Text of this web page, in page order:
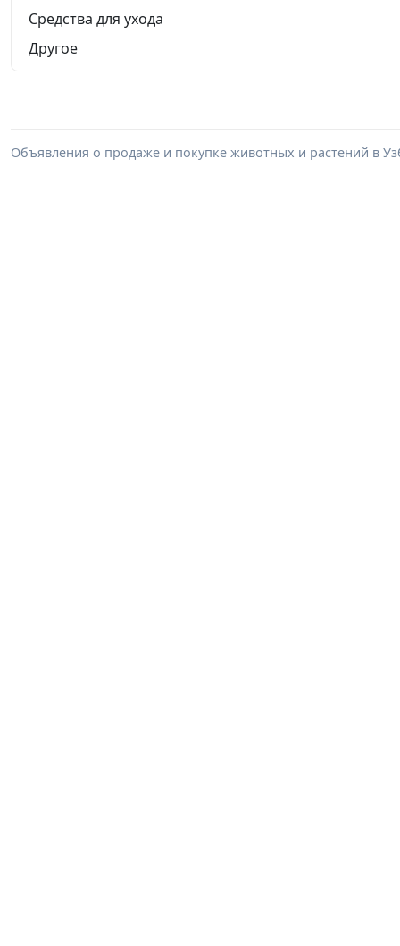
Средства для ухода
Другое
Объявления о продаже и покупке животных и растений в